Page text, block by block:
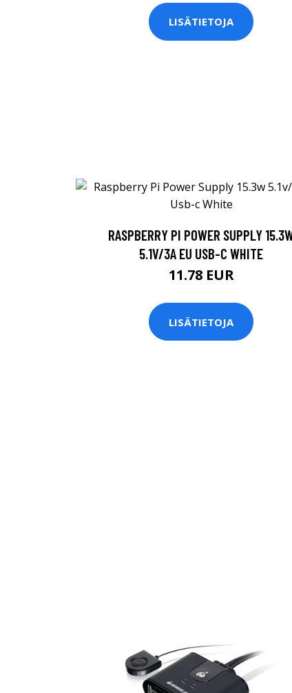
LISÄTIETOJA
RASPBERRY PI POWER SUPPLY
5.1V/3A EU USB-C WHITE
11.78 EUR
LISÄTIETOJA